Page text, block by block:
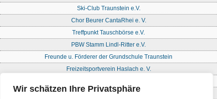
Wir schätzen Ihre Privatsphäre
Ski-Club Traunstein e.V.
Chor Beurer CantaRhei e. V.
Treffpunkt Tauschbörse e.V.
PBW Stamm Lindl-Ritter e.V.
Freunde u. Förderer der Grundschule Traunstein
Freizeitsportverein Haslach e. V.
Initiative Nandlstadt Eltern für Kinder e. V.